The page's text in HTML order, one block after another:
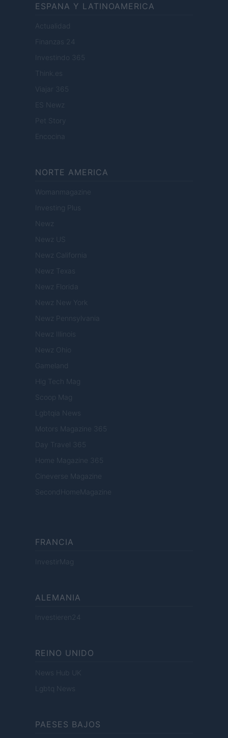
ESPANA Y LATINOAMERICA
Actualidad
Finanzas 24
Investindo 365
Think.es
Viajar 365
ES Newz
Pet Story
Encocina
NORTE AMERICA
Womanmagazine
Investing Plus
Newz
Newz US
Newz California
Newz Texas
Newz Florida
Newz New York
Newz Pennsylvania
Newz Illinois
Newz Ohio
Gameland
Hig Tech Mag
Scoop Mag
Lgbtqia News
Motors Magazine 365
Day Travel 365
Home Magazine 365
Cineverse Magazine
SecondHomeMagazine
FRANCIA
InvestirMag
ALEMANIA
Investieren24
REINO UNIDO
News Hub UK
Lgbtq News
PAESES BAJOS